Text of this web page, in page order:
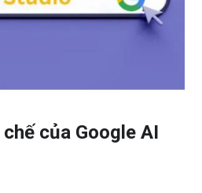
của Google AI